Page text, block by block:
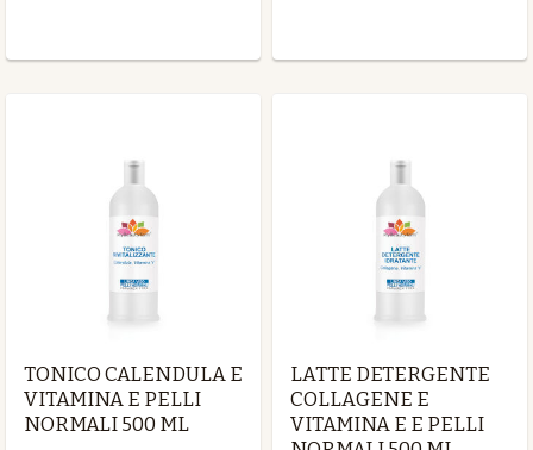
TONICO CALENDULA E
VITAMINA E PELLI
NORMALI 500 ML
LATTE DETERGENTE
COLLAGENE E
VITAMINA E E PELLI